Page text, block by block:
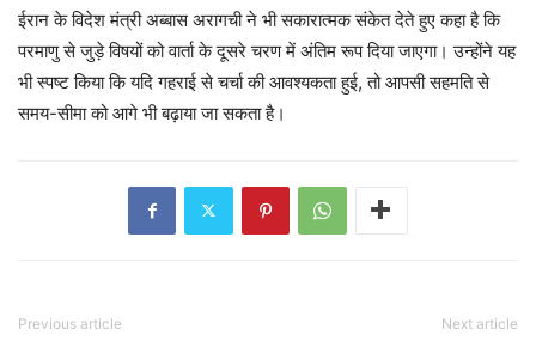
ईरान के विदेश मंत्री अब्बास अरागची ने भी सकारात्मक संकेत देते हुए कहा है कि
परमाणु से जुड़े विषयों को वार्ता के दूसरे चरण में अंतिम रूप दिया जाएगा। उन्होंने यह
भी स्पष्ट किया कि यदि गहराई से चर्चा की आवश्यकता हुई, तो आपसी सहमति से
समय-सीमा को आगे भी बढ़ाया जा सकता है।
Previous article Next article